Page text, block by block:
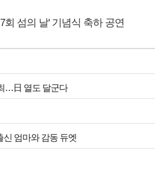
회 섬의 날' 기념식 축하 공연
최…日 열도 달군다
신 엄마와 감동 듀엣